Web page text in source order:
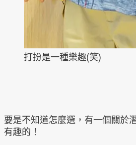
打扮是一種樂趣(笑)
要是不知道怎麼選，有一個關於
有趣的！